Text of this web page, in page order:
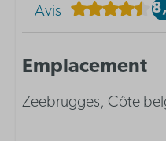
Avis
Emplacement
Zeebrugges, Côte